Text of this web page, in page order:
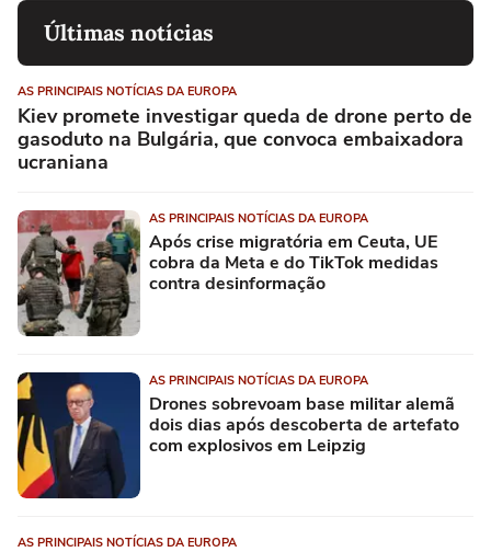
Últimas notícias
AS PRINCIPAIS NOTÍCIAS DA EUROPA
Kiev promete investigar queda de drone perto de
gasoduto na Bulgária, que convoca embaixadora
ucraniana
AS PRINCIPAIS NOTÍCIAS DA EUROPA
Após crise migratória em Ceuta, UE
cobra da Meta e do TikTok medidas
contra desinformação
AS PRINCIPAIS NOTÍCIAS DA EUROPA
Drones sobrevoam base militar alemã
dois dias após descoberta de artefato
com explosivos em Leipzig
AS PRINCIPAIS NOTÍCIAS DA EUROPA